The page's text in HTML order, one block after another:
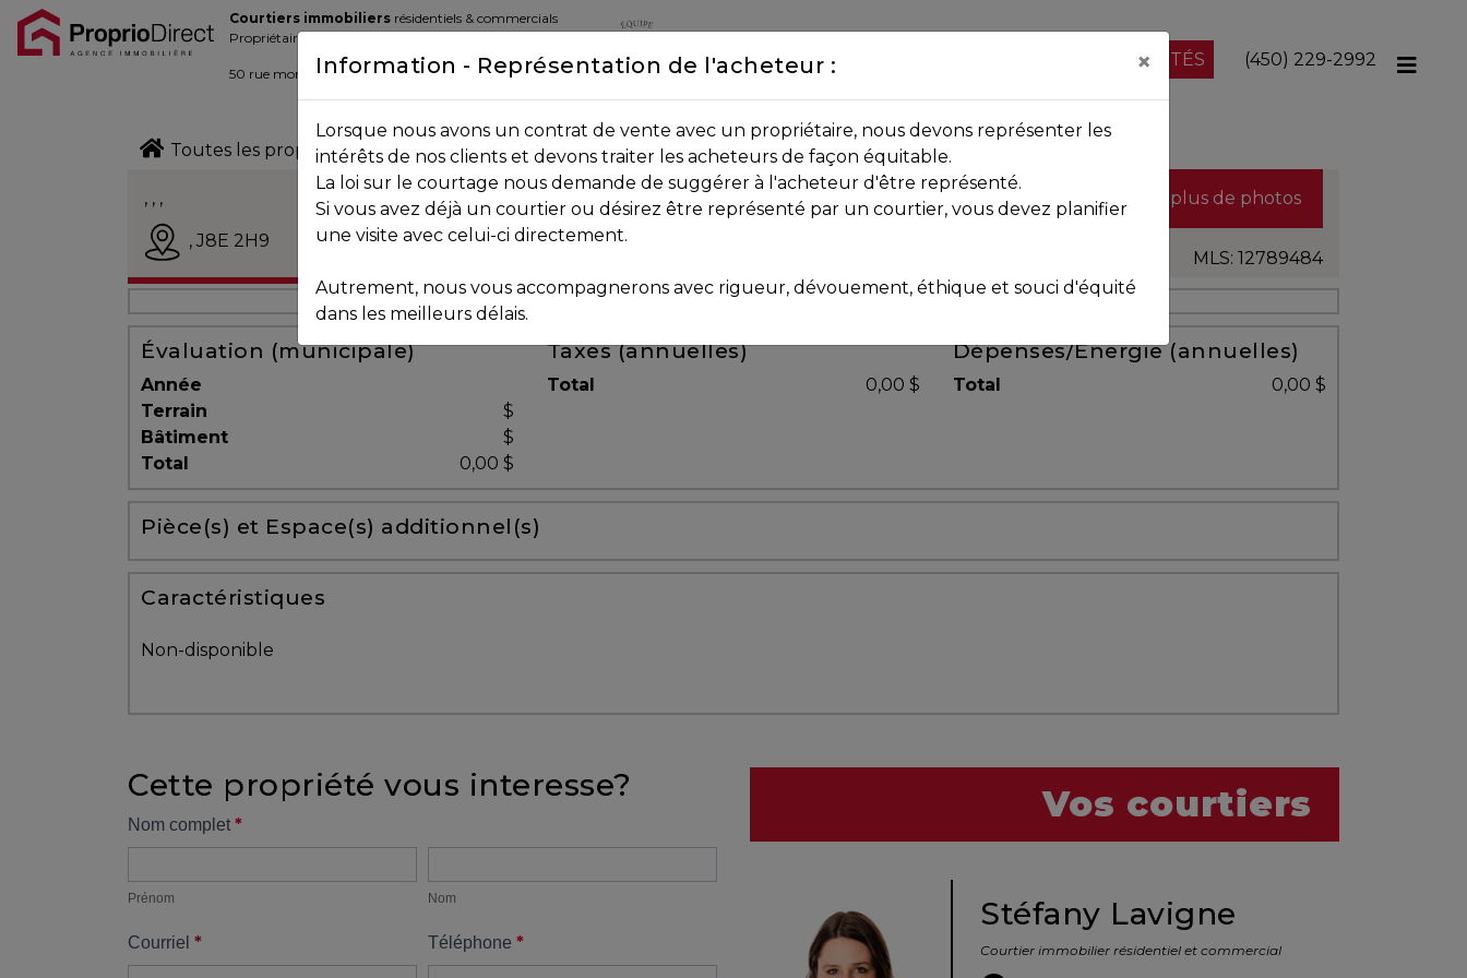
Blogue
COURTIERS
VENDRE
Courtiers immobiliers résidentiels & commercials
Propriétaires de la place d’affaire
50 rue morin,Sainte-Adèle, Québec J8B 2P7 DEPUIS 2013
NOS PROPRIÉTÉS (450) 229-2992
Toutes les propriétés
Vendu
, , ,
, J8E 2H9
Voir plus de photos
MLS: 12789484
Évaluation (municipale)
Année
Terrain
$
Bâtiment
$
Total
0,00 $
Taxes (annuelles)
Total 0,00 $
Dépenses/Énergie (annuelles)
Total 0,00 $
Pièce(s) et Espace(s) additionnel(s)
Caractéristiques
Non-disponible
Cette propriété vous interesse?
Formulaire
Nom complet *
Prénom Nom
Courriel * Téléphone*
Vos courtiers
Stéfany Lavigne
Courtier immobilier résidentiel et commercial
Information - Représentation de l'acheteur : ×
Lorsque nous avons un contrat de vente avec un propriétaire, nous devons représenter les
intérêts de nos clients et devons traiter les acheteurs de façon équitable.
La loi sur le courtage nous demande de suggérer à l'acheteur d'être représenté.
Si vous avez déjà un courtier ou désirez être représenté par un courtier, vous devez planifier
une visite avec celui-ci directement.
Autrement, nous vous accompagnerons avec rigueur, dévouement, éthique et souci d'équité
dans les meilleurs délais.